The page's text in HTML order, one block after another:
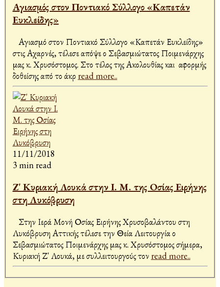
Αγιασμός στον Ποντιακό Σύλλογο «Καπετάν
Ευκλείδης»
Αγιασμό στον Ποντιακό Σύλλογο «Καπετάν Ευκλείδης»
στις Αχαρνές, τέλεσε απόψε ο Σεβασμιώτατος Ποιμενάρχης
μας κ. Χρυσόστομος. Στο τέλος της Ακολουθίας και αφορμής
δοθείσης από το άκρ read more..
11/11/2018
3 min read
Ζ' Κυριακή Λουκά στην Ι. Μ. της Οσίας Ειρήνης
στη Λυκόβρυση
Στην Ιερά Μονή Οσίας Ειρήνης Χρυσοβαλάντου στη
Λυκόβρυση Αττικής τέλεσε την Θεία Λειτουργία ο
Σεβασμιώτατος Ποιμενάρχης μας κ. Χρυσόστομος σήμερα,
Κυριακή Ζ' Λουκά, με συλλειτουργούς τον read more..